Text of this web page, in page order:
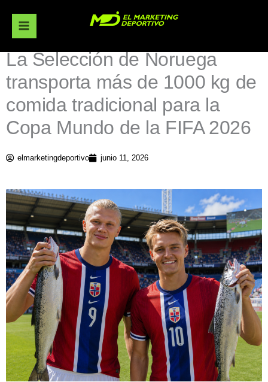
contenido
La Selección de Noruega
transporta más de 1000 kg de
comida tradicional para la
Copa Mundo de la FIFA 2026
elmarketingdeportivo junio 11, 2026